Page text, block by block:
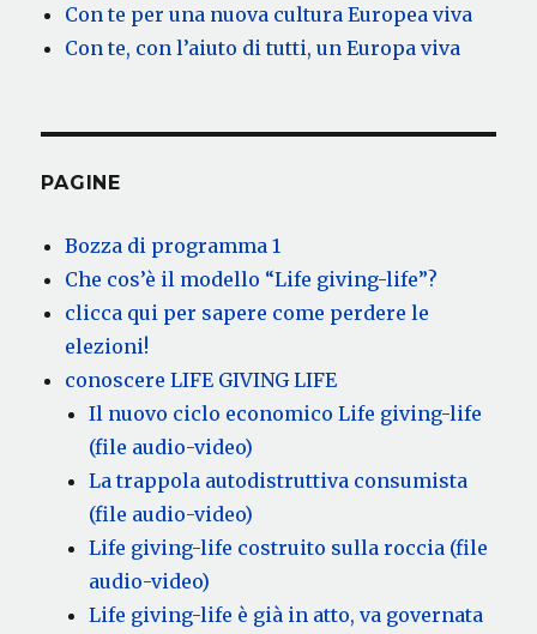
Con te per una nuova cultura Europea viva
Con te, con l’aiuto di tutti, un Europa viva
PAGINE
Bozza di programma 1
Che cos’è il modello “Life giving-life”?
clicca qui per sapere come perdere le
elezioni!
conoscere LIFE GIVING LIFE
Il nuovo ciclo economico Life giving-life
(file audio-video)
La trappola autodistruttiva consumista
(file audio-video)
Life giving-life costruito sulla roccia (file
audio-video)
Life giving-life è già in atto, va governata